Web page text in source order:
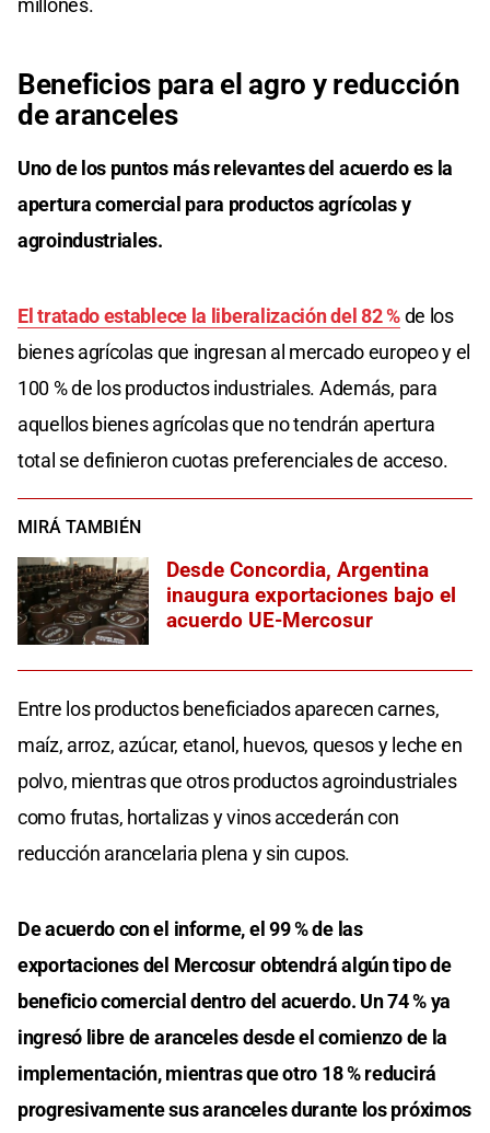
millones.
Beneficios para el agro y reducción
de aranceles
Uno de los puntos más relevantes del acuerdo es la
apertura comercial para productos agrícolas y
agroindustriales.
El tratado establece la liberalización del 82 %de los
bienes agrícolas que ingresan al mercado europeo y el
100 % de los productos industriales. Además, para
aquellos bienes agrícolas que no tendrán apertura
total se definieron cuotas preferenciales de acceso.
MIRÁ TAMBIÉN
Desde Concordia, Argentina
inaugura exportaciones bajo el
acuerdo UE-Mercosur
Entre los productos beneficiados aparecen carnes,
maíz, arroz, azúcar, etanol, huevos, quesos y leche en
polvo, mientras que otros productos agroindustriales
como frutas, hortalizas y vinos accederán con
reducción arancelaria plena y sin cupos.
De acuerdo con el informe, el 99 % de las
exportaciones del Mercosur obtendrá algún tipo de
beneficio comercial dentro del acuerdo. Un 74 % ya
ingresó libre de aranceles desde el comienzo de la
implementación, mientras que otro 18 % reducirá
progresivamente sus aranceles durante los próximos